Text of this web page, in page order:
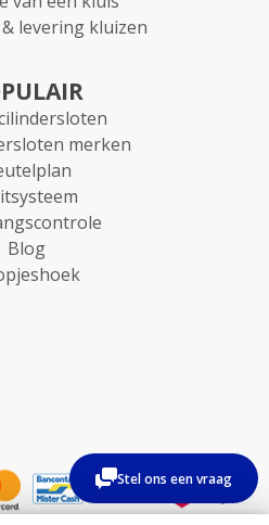
Stel ons een vraag
levering kluizen
merken
Blog